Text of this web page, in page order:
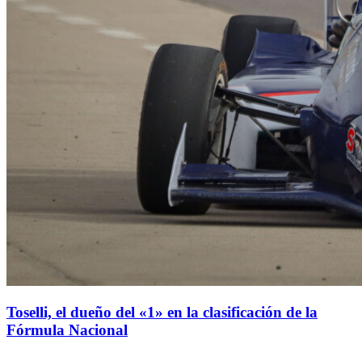
Toselli, el dueño del «1» en la clasificación de la
Fórmula Nacional